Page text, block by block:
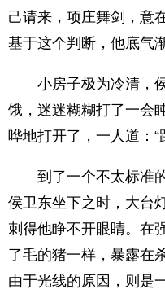
己请来，项庄舞剑，意
基于这个判断，他底气
小房子极为冷清，侯
饿，迷迷糊糊打了一会
哗地打开了，一人道：“
到了一个不太标准的
侯卫东坐下之时，大台
刺得他睁不开眼睛。在
了毛的猪一样，暴露在
由于光线的原因，则是